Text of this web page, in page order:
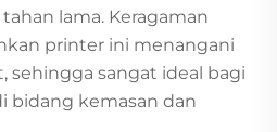
lama. Keragaman
printer ini menangani
sehingga sangat ideal bagi
bidang kemasan dan